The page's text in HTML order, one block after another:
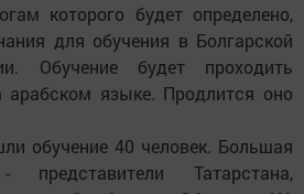
которого будет определено,
для обучения в Болгарской
Обучение будет проходить
арабском языке. Продлится оно
обучение 40 человек. Большая
Татарстана,